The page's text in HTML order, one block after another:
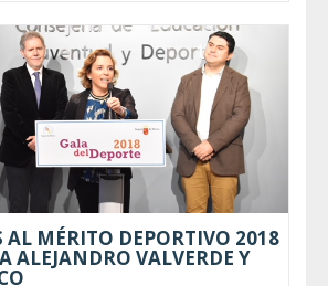
AL MÉRITO DEPORTIVO 2018
ALEJANDRO VALVERDE Y